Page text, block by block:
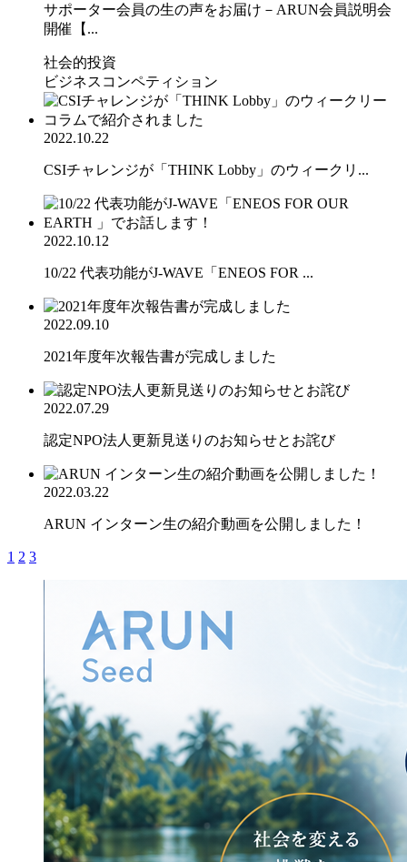
サポーター会員の生の声をお届け－ARUN会員説明会
開催【...
社会的投資
ビジネスコンペティション
2022.10.22
CSIチャレンジが「THINK Lobby」のウィークリ...
2022.10.12
10/22 代表功能がJ-WAVE「ENEOS FOR ...
2022.09.10
2021年度年次報告書が完成しました
2022.07.29
認定NPO法人更新見送りのお知らせとお詫び
2022.03.22
ARUN インターン生の紹介動画を公開しました！
1 2 3